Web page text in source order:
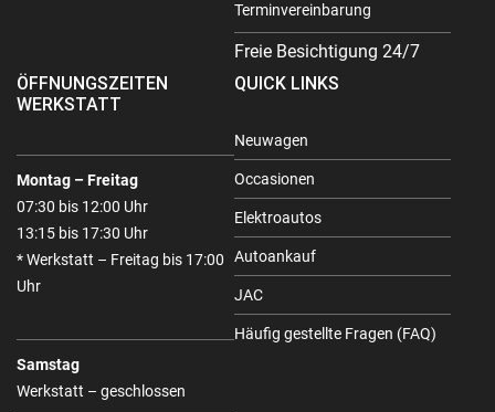
Terminvereinbarung
Freie Besichtigung 24/7
ÖFFNUNGSZEITEN
WERKSTATT
Montag – Freitag
07:30 bis 12:00 Uhr
13:15 bis 17:30 Uhr
* Werkstatt – Freitag bis 17:00
Uhr
Samstag
Werkstatt – geschlossen
QUICK LINKS
Neuwagen
Occasionen
Elektroautos
Autoankauf
JAC
Häufig gestellte Fragen (FAQ)